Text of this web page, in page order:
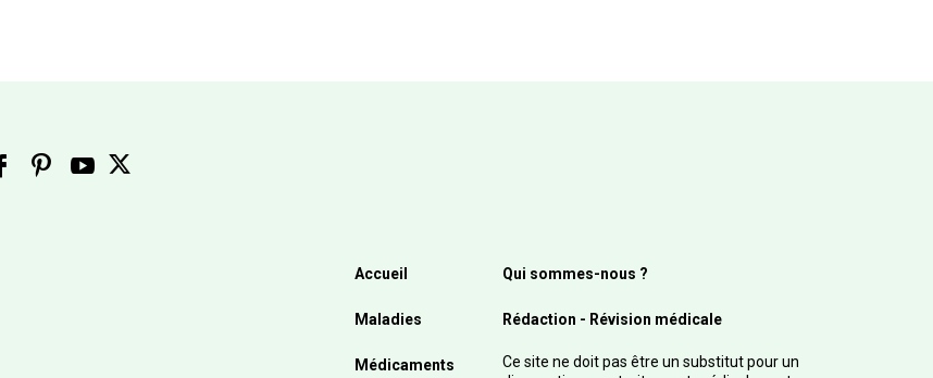
Accueil
Maladies
Médicaments
Qui sommes-nous ?
Rédaction - Révision médicale
Ce site ne doit pas être un substitut pour un